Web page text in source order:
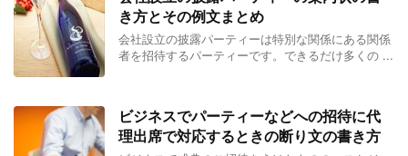
き方とその例文まとめ
会社設立の披露パーティーは特別な関係にある関係
者を招待するパーティーです。できるだけ多くの ...
ビジネスでパーティーなどへの招待に代
理出席で対応するときの断り文の書き方